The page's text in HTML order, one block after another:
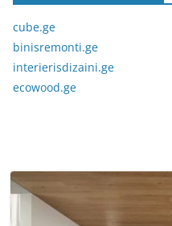
cube.ge
binisremonti.ge
interierisdizaini.ge
ecowood.ge